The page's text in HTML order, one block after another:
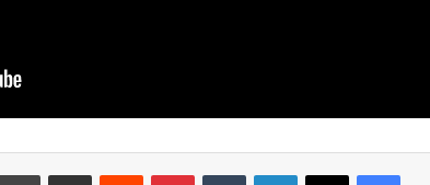
فیس بوک X ‫پین‌ترست ‫رددیت